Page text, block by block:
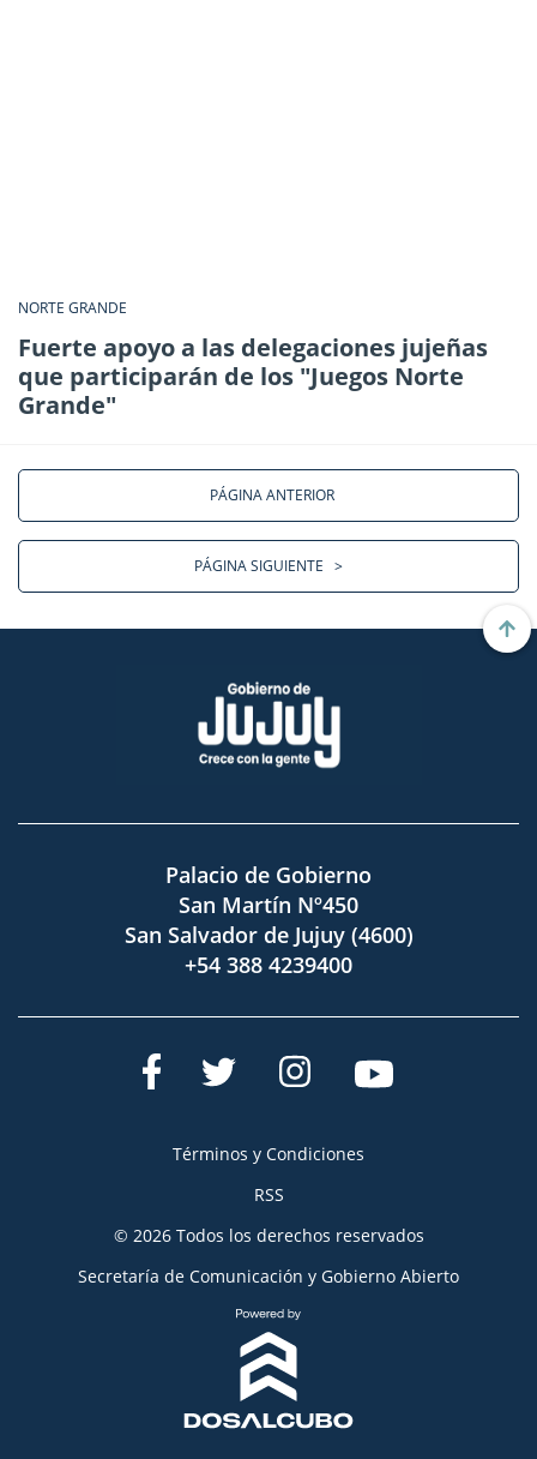
NORTE GRANDE
Fuerte apoyo a las delegaciones jujeñas
que participarán de los "Juegos Norte
Grande"
PÁGINA ANTERIOR
PÁGINA SIGUIENTE >
Palacio de Gobierno
San Martín Nº450
San Salvador de Jujuy (4600)
+54 388 4239400
Términos y Condiciones
RSS
© 2026 Todos los derechos reservados
Secretaría de Comunicación y Gobierno Abierto